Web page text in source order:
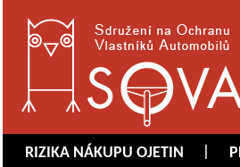
RIZIKA NÁKUPU OJETIN